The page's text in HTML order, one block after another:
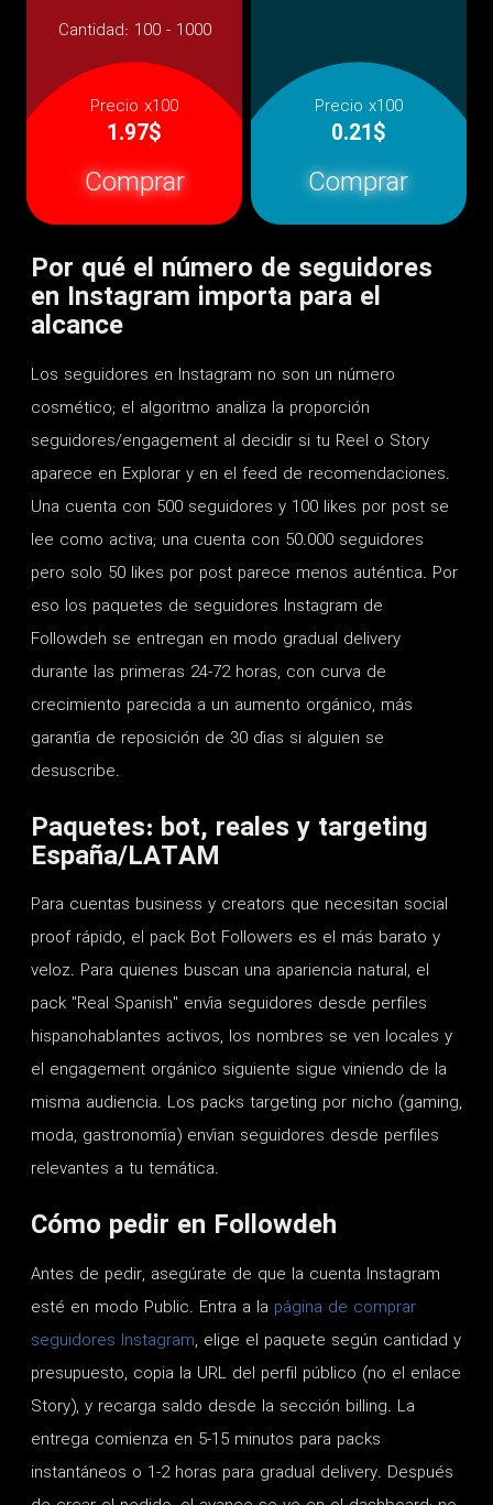
Cantidad: 100 - 1000
Precio x100
1.97$
Comprar
Precio x100
0.21$
Comprar
Por qué el número de seguidores
en Instagram importa para el
alcance
Los seguidores en Instagram no son un número
cosmético; el algoritmo analiza la proporción
seguidores/engagement al decidir si tu Reel o Story
aparece en Explorar y en el feed de recomendaciones.
Una cuenta con 500 seguidores y 100 likes por post se
lee como activa; una cuenta con 50.000 seguidores
pero solo 50 likes por post parece menos auténtica. Por
eso los paquetes de seguidores Instagram de
Followdeh se entregan en modo gradual delivery
durante las primeras 24-72 horas, con curva de
crecimiento parecida a un aumento orgánico, más
garantía de reposición de 30 días si alguien se
desuscribe.
Paquetes: bot, reales y targeting
España/LATAM
Para cuentas business y creators que necesitan social
proof rápido, el pack Bot Followers es el más barato y
veloz. Para quienes buscan una apariencia natural, el
pack "Real Spanish" envía seguidores desde perfiles
hispanohablantes activos, los nombres se ven locales y
el engagement orgánico siguiente sigue viniendo de la
misma audiencia. Los packs targeting por nicho (gaming,
moda, gastronomía) envían seguidores desde perfiles
relevantes a tu temática.
Cómo pedir en Followdeh
Antes de pedir, asegúrate de que la cuenta Instagram
esté en modo Public. Entra a la página de comprar
seguidores Instagram, elige el paquete según cantidad y
presupuesto, copia la URL del perfil público (no el enlace
Story), y recarga saldo desde la sección billing. La
entrega comienza en 5-15 minutos para packs
instantáneos o 1-2 horas para gradual delivery. Después